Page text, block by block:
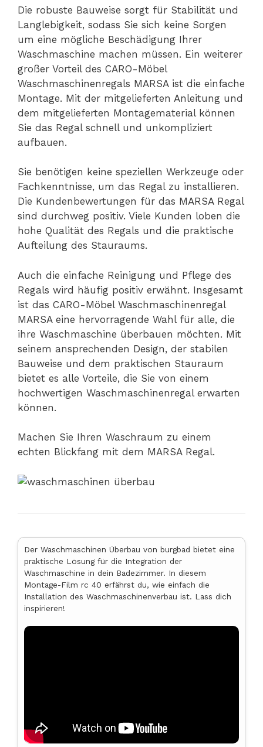
Die robuste Bauweise sorgt für Stabilität und
Langlebigkeit, sodass Sie sich keine Sorgen
um eine mögliche Beschädigung Ihrer
Waschmaschine machen müssen. Ein weiterer
großer Vorteil des CARO-Möbel
Waschmaschinenregals MARSA ist die einfache
Montage. Mit der mitgelieferten Anleitung und
dem mitgelieferten Montagematerial können
Sie das Regal schnell und unkompliziert
aufbauen.
Sie benötigen keine speziellen Werkzeuge oder
Fachkenntnisse, um das Regal zu installieren.
Die Kundenbewertungen für das MARSA Regal
sind durchweg positiv. Viele Kunden loben die
hohe Qualität des Regals und die praktische
Aufteilung des Stauraums.
Auch die einfache Reinigung und Pflege des
Regals wird häufig positiv erwähnt. Insgesamt
ist das CARO-Möbel Waschmaschinenregal
MARSA eine hervorragende Wahl für alle, die
ihre Waschmaschine überbauen möchten. Mit
seinem ansprechenden Design, der stabilen
Bauweise und dem praktischen Stauraum
bietet es alle Vorteile, die Sie von einem
hochwertigen Waschmaschinenregal erwarten
können.
Machen Sie Ihren Waschraum zu einem
echten Blickfang mit dem MARSA Regal.
Der Waschmaschinen Überbau von burgbad bietet eine
praktische Lösung für die Integration der
Waschmaschine in dein Badezimmer. In diesem
Montage-Film rc 40 erfährst du, wie einfach die
Installation des Waschmaschinenverbau ist. Lass dich
inspirieren!